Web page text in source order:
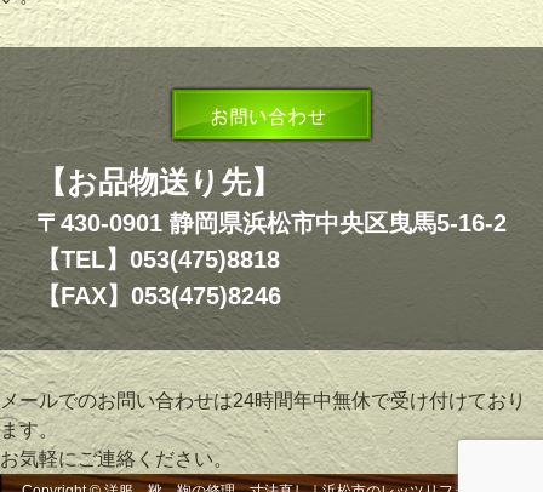
【お品物送り先】
〒430-0901 静岡県浜松市中央区曳馬5-16-2
【TEL】053(475)8818
【FAX】053(475)8246
メールでのお問い合わせは24時間年中無休で受け付けており
ます。
お気軽にご連絡ください。